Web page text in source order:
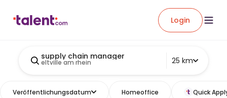
Login
supply chain manager
eltville am rhein 25 km
Veröffentlichungsdatum Homeoffice Quick